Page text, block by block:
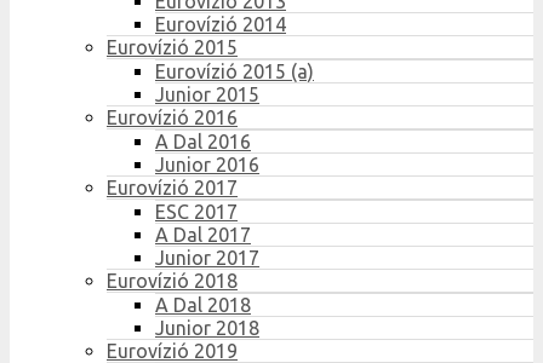
Eurovízió 2014
Eurovízió 2015
Eurovízió 2015 (a)
Junior 2015
Eurovízió 2016
A Dal 2016
Junior 2016
Eurovízió 2017
ESC 2017
A Dal 2017
Junior 2017
Eurovízió 2018
A Dal 2018
Junior 2018
Eurovízió 2019